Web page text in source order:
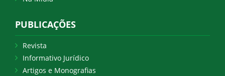
PUBLICAÇÕES
Revista
Informativo Jurídico
Artigos e Monografias